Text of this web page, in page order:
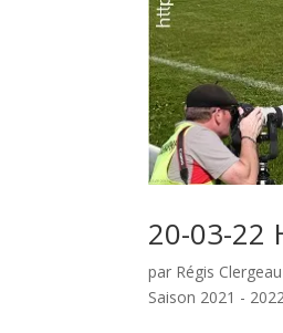
20-03-22
par Régis Clergeau
Saison 2021 -